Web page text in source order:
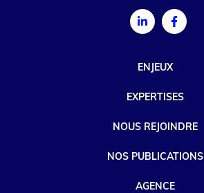
ENJEUX
EXPERTISES
NOUS REJOINDRE
NOS PUBLICATIONS
AGENCE